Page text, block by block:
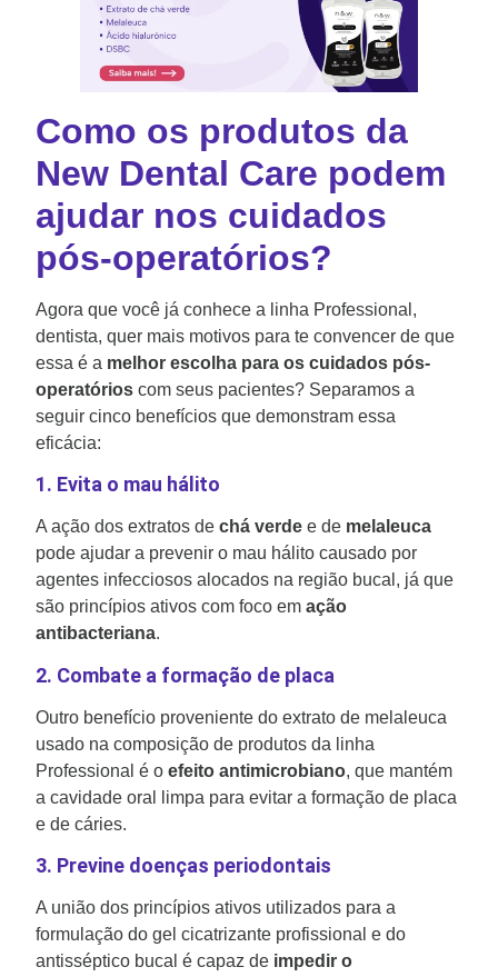
Como os produtos da
New Dental Care podem
ajudar nos cuidados
pós-operatórios?
Agora que você já conhece a linha Professional,
dentista, quer mais motivos para te convencer de que
essa é a melhor escolha para os cuidados pós-
operatórios com seus pacientes? Separamos a
seguir cinco benefícios que demonstram essa
eficácia:
1. Evita o mau hálito
A ação dos extratos de chá verde e de melaleuca
pode ajudar a prevenir o mau hálito causado por
agentes infecciosos alocados na região bucal, já que
são princípios ativos com foco em ação
antibacteriana.
2. Combate a formação de placa
Outro benefício proveniente do extrato de melaleuca
usado na composição de produtos da linha
Professional é o efeito antimicrobiano, que mantém
a cavidade oral limpa para evitar a formação de placa
e de cáries.
3. Previne doenças periodontais
A união dos princípios ativos utilizados para a
formulação do gel cicatrizante profissional e do
antisséptico bucal é capaz de impedir o